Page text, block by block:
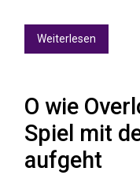
Weiterlesen
O wie
Spiel mit
aufgeht